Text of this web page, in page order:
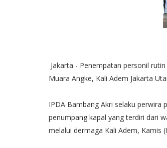
Jakarta - Penempatan personil
Muara Angke, Kali Adem Jakarta
IPDA Bambang Akri selaku perwira
penumpang kapal yang terdiri dari
melalui dermaga Kali Adem, Kamis